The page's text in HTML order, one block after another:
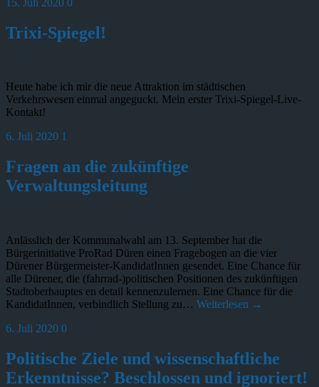
Trixi-Spiegel!
Heute habe ich mir die neue Attraktion im städtischen
Verkehrswesen einmal angeguckt. Mein erster Trixi-Spiegel-Live-
Kontakt!
6. Juli 2020 1
Fragen an die zukünftige
Verwaltungsleitung
Anlässlich der Kommunalwahl am 13. September hat die
Bürgerinitiative ProRad Düren einen Fragebogen an die vier
Dürener Bürgermeister-KandidatInnen gesendet. Eine Chance für
alle Dürener, die (fahrrad-)politischen Positionen des zukünftigen
Stadtoberhauptes en detail kennenzulernen. Eine Chance für die
KandidatInnen, verbindlich Stellung zu… Weiterlesen →
6. Juli 2020 0
Politische Ziele und wissenschaftliche
Erkenntnisse? Beschlossen und ignoriert!